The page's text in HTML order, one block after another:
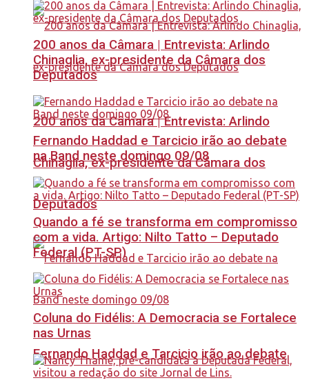
200 anos da Câmara | Entrevista: Arlindo
Chinaglia, ex-presidente da Câmara dos
Deputados
Fernando Haddad e Tarcicio irão ao debate
200 anos da Câmara | Entrevista: Arlindo
Chinaglia, ex-presidente da Câmara dos
Deputados
Fernando Haddad e Tarcicio irão ao debate
na Band neste domingo 09/08
Quando a fé se transforma em compromisso
com a vida. Artigo: Nilto Tatto – Deputado
Federal (PT-SP)
Coluna do Fidélis: A Democracia se Fortalece
nas Urnas